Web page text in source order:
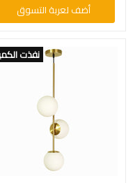
أضف لعربة التسوق
نفذت